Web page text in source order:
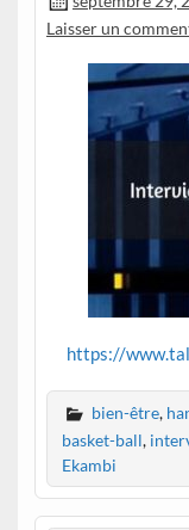
Laisser un
https://
bien-être,
basket-ball,
Ekambi